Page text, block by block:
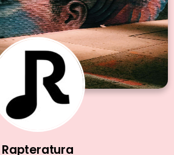
Rapteratura